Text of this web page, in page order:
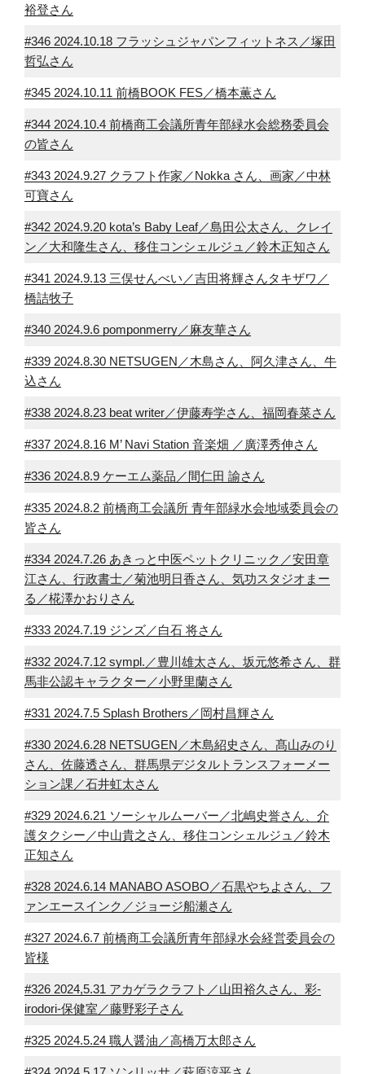
裕登さん
#346 2024.10.18 フラッシュジャパンフィットネス／塚田
哲弘さん
#345 2024.10.11 前橋BOOK FES／橋本薫さん
#344 2024.10.4 前橋商工会議所青年部緑水会総務委員会
の皆さん
#343 2024.9.27 クラフト作家／Nokka さん、画家／中林
可寶さん
#342 2024.9.20 kota’s Baby Leaf／島田公太さん、クレイ
ン／大和隆生さん、移住コンシェルジュ／鈴木正知さん
#341 2024.9.13 三俣せんべい／吉田将輝さんタキザワ／
橋詰牧子
#340 2024.9.6 pomponmerry／麻友華さん
#339 2024.8.30 NETSUGEN／木島さん、阿久津さん、牛
込さん
#338 2024.8.23 beat writer／伊藤寿学さん、福岡春菜さん
#337 2024.8.16 M’ Navi Station 音楽畑 ／廣澤秀伸さん
#336 2024.8.9 ケーエム薬品／間仁田 諭さん
#335 2024.8.2 前橋商工会議所 青年部緑水会地域委員会の
皆さん
#334 2024.7.26 あきっと中医ペットクリニック／安田章
江さん、行政書士／菊池明日香さん、気功スタジオまー
る／椛澤かおりさん
#333 2024.7.19 ジンズ／白石 将さん
#332 2024.7.12 sympl.／豊川雄太さん、坂元悠希さん、群
馬非公認キャラクター／小野里蘭さん
#331 2024.7.5 Splash Brothers／岡村昌輝さん
#330 2024.6.28 NETSUGEN／木島紹史さん、髙山みのり
さん、佐藤透さん、群馬県デジタルトランスフォーメー
ション課／石井虹太さん
#329 2024.6.21 ソーシャルムーバー／北嶋史誉さん、介
護タクシー／中山貴之さん、移住コンシェルジュ／鈴木
正知さん
#328 2024.6.14 MANABO ASOBO／石黒やちよさん、フ
ァンエースインク／ジョージ船瀬さん
#327 2024.6.7 前橋商工会議所青年部緑水会経営委員会の
皆様
#326 2024,5.31 アカゲラクラフト／山田裕久さん、彩-
irodori-保健室／藤野彩子さん
#325 2024.5.24 職人醤油／高橋万太郎さん